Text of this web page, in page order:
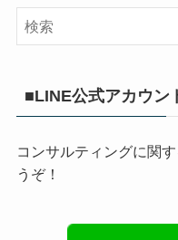
■LINE公式アカウン
コンサルティングに関
うぞ！